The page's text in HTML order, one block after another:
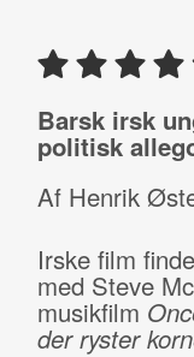
Barsk irsk
politisk
Af Henrik
Irske film
med Steve
musikfilm
der ryster